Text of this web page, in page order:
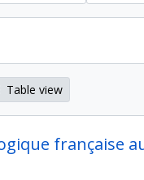
Table view
française